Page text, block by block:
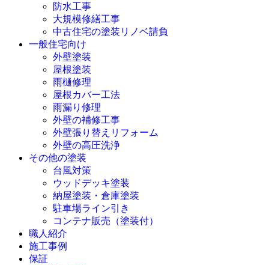
防水工事
大規模修繕工事
中古住宅の塗装リノベ請負
一般住宅向け
外壁塗装
屋根塗装
雨樋修理
屋根カバー工法
雨漏り修理
外壁の補修工事
外壁張り替えリフォーム
外壁の高圧洗浄
その他の塗装
台風対策
ウッドデッキ塗装
納屋塗装・倉庫塗装
駐車場ライン引き
コンテナ販売（塗装付）
職人紹介
施工事例
保証